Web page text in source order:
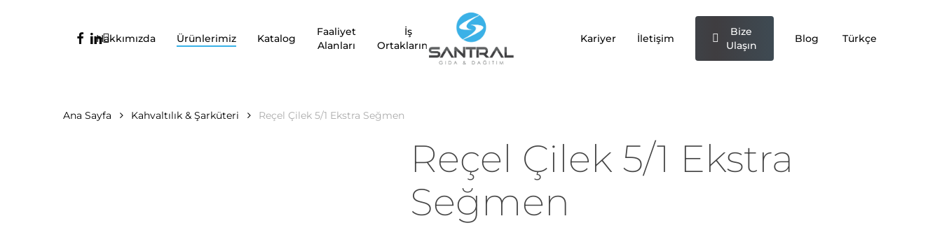
Hakkımızda Ürünlerimiz Katalog
Faaliyet
Alanları
İş
Ortaklarımız
Kariyer İletişim
Bize
Ulaşın
Blog Türkçe
facebook
linkedin
instagram
Ana Sayfa Kahvaltılık & Şarküteri Reçel Çilek 5/1 Ekstra Seğmen
Reçel Çilek 5/1 Ekstra
Seğmen